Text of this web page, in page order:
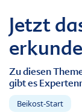
Jetzt
Zu diesen
gibt es
Beikost-Start